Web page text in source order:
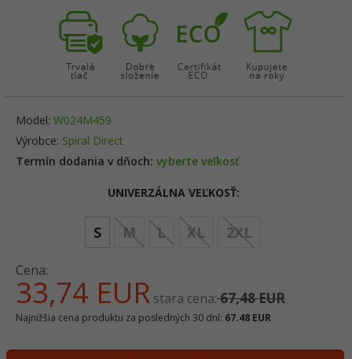
Model: W024M459
Termín dodania v dňoch: vyberte veľkosť
Výrobce: Spiral Direct
UNIVERZÁLNA VEĽKOSŤ:
S M L XL 2XL
Cena:
33,74 EUR stara cena:67,48 EUR
Najnižšia cena produktu za posledných 30 dní: 67.48 EUR